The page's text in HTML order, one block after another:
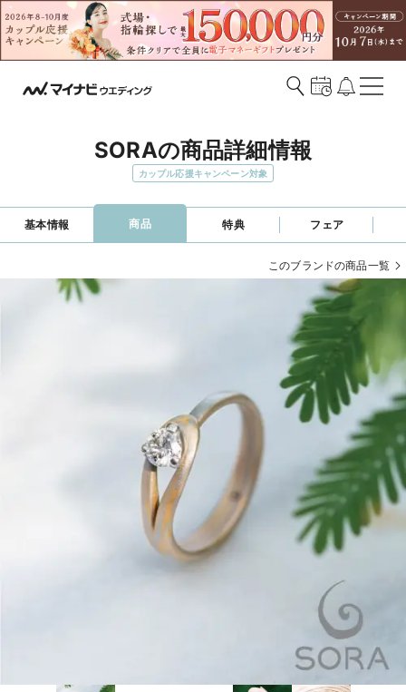
SORAの商品詳細情報
カップル応援キャンペーン対象
基本情報 商品 特典 フェア
このブランドの商品一覧